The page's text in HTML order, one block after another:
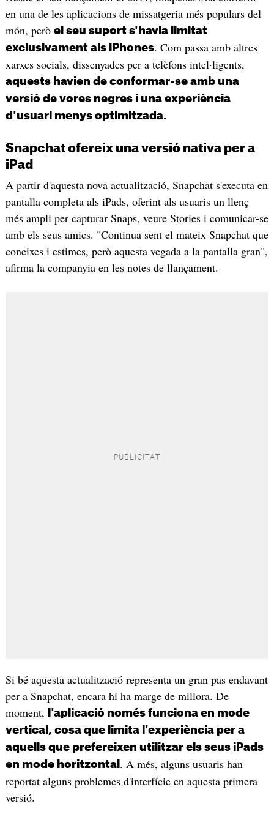
en una de les aplicacions de missatgeria més populars del
món, però el seu suport s'havia limitat
exclusivament als iPhones. Com passa amb altres
xarxes socials, dissenyades per a telèfons intel·ligents,
aquests havien de conformar-se amb una
versió de vores negres i una experiència
d'usuari menys optimitzada.
Snapchat ofereix una versió nativa per a
iPad
A partir d'aquesta nova actualització, Snapchat s'executa en
pantalla completa als iPads, oferint als usuaris un llenç
més ampli per capturar Snaps, veure Stories i comunicar-se
amb els seus amics. "Continua sent el mateix Snapchat que
coneixes i estimes, però aquesta vegada a la pantalla gran",
afirma la companyia en les notes de llançament.
Si bé aquesta actualització representa un gran pas endavant
per a Snapchat, encara hi ha marge de millora. De
moment,
l'aplicació només funciona en mode
vertical, cosa que limita l'experiència per a
aquells que prefereixen utilitzar els seus iPads
en mode horitzontal . A més, alguns usuaris han
reportat alguns problemes d'interfície en aquesta primera
versió.